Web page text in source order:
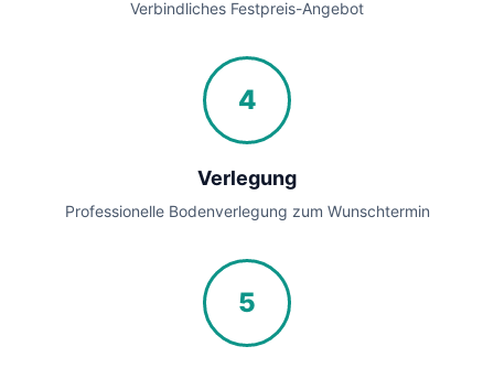
Verbindliches Festpreis-Angebot
4
Verlegung
Professionelle Bodenverlegung zum Wunschtermin
5